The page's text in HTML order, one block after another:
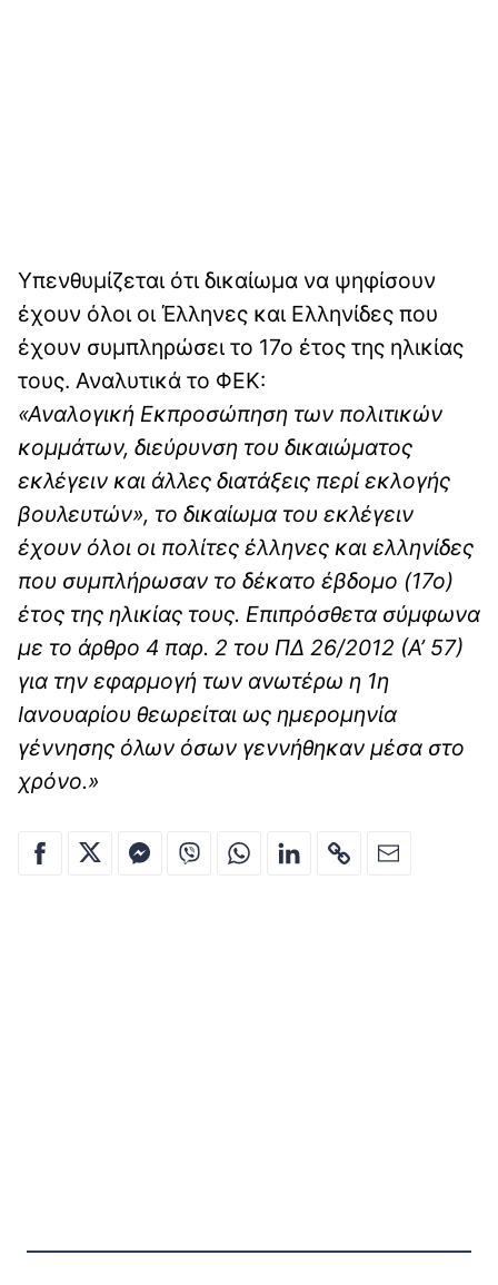
Υπενθυμίζεται ότι δικαίωμα να ψηφίσουν
έχουν όλοι οι Έλληνες και Ελληνίδες που
έχουν συμπληρώσει το 17ο έτος της ηλικίας
τους. Αναλυτικά το ΦΕΚ:
«Αναλογική Εκπροσώπηση των πολιτικών
κομμάτων, διεύρυνση του δικαιώματος
εκλέγειν και άλλες διατάξεις περί εκλογής
βουλευτών», το δικαίωμα του εκλέγειν
έχουν όλοι οι πολίτες έλληνες και ελληνίδες
που συμπλήρωσαν το δέκατο έβδομο (17ο)
έτος της ηλικίας τους. Επιπρόσθετα σύμφωνα
με το άρθρο 4 παρ. 2 του ΠΔ 26/2012 (Α’ 57)
για την εφαρμογή των ανωτέρω η 1η
Ιανουαρίου θεωρείται ως ημερομηνία
γέννησης όλων όσων γεννήθηκαν μέσα στο
χρόνο.»